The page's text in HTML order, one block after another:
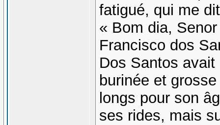
fatigué, qui me
« Bom dia,
Francisco dos
Dos Santos
burinée et
longs pour son
ses rides, mais